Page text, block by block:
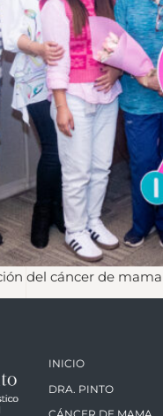
del cáncer de
INICIO
DRA. PINTO